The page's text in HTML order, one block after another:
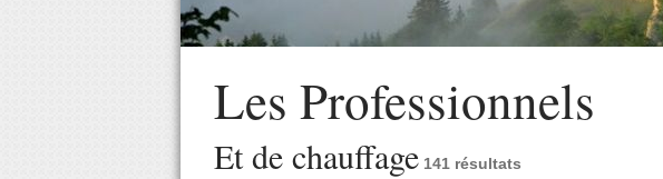
Les Professionnels
Et de chauffage 141 résultats